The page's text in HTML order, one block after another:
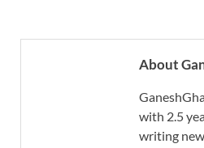
About
with 2.5
writing